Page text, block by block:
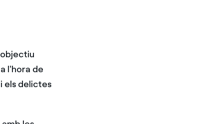
l'hora de
els delictes